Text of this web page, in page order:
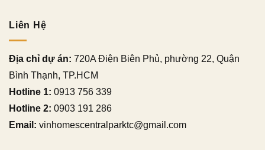
Liên Hệ
Địa chỉ dự án: 720A Điện Biên Phủ, phường 22, Quận
Bình Thạnh, TP.HCM
Hotline 1: 0913 756 339
Hotline 2: 0903 191 286
Email: vinhomescentralparktc@gmail.com